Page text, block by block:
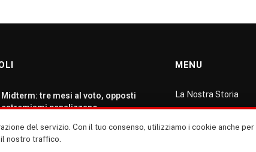
Midterm: tre mesi al voto, opposti
estremismi penalizzano
AGOSTO 5, 2026
MENU
La Nostra Storia
ventitrenta
del servizio. Con il tuo consenso, utilizziamo i cookie anche per
nostro traffico.